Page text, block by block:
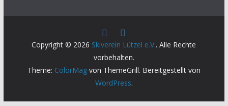
Copyright © 2026 Skiverein Lützel e.V.. Alle Rechte
vorbehalten.
Theme: ColorMagvon ThemeGrill. Bereitgestellt von
WordPress.